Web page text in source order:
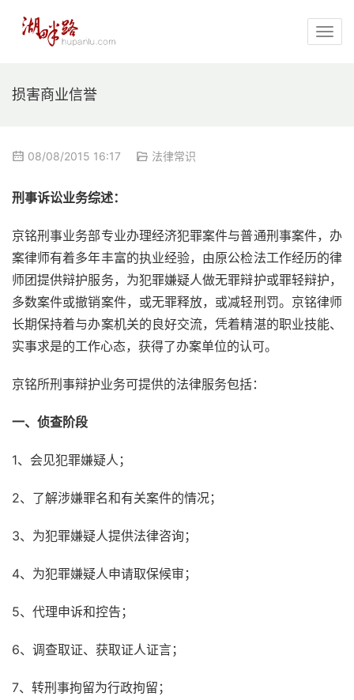
损害商业信誉
08/08/2015 16:17 法律常识
刑事诉讼业务综述：
京铭刑事业务部专业办理经济犯罪案件与普通刑事案件，办
案律师有着多年丰富的执业经验，由原公检法工作经历的律
师团提供辩护服务，为犯罪嫌疑人做无罪辩护或罪轻辩护，
多数案件或撤销案件，或无罪释放，或减轻刑罚。京铭律师
长期保持着与办案机关的良好交流，凭着精湛的职业技能、
实事求是的工作心态，获得了办案单位的认可。
京铭所刑事辩护业务可提供的法律服务包括：
一、侦查阶段
1、会见犯罪嫌疑人；
2、了解涉嫌罪名和有关案件的情况；
3、为犯罪嫌疑人提供法律咨询；
4、为犯罪嫌疑人申请取保候审；
5、代理申诉和控告；
6、调查取证、获取证人证言；
7、转刑事拘留为行政拘留；